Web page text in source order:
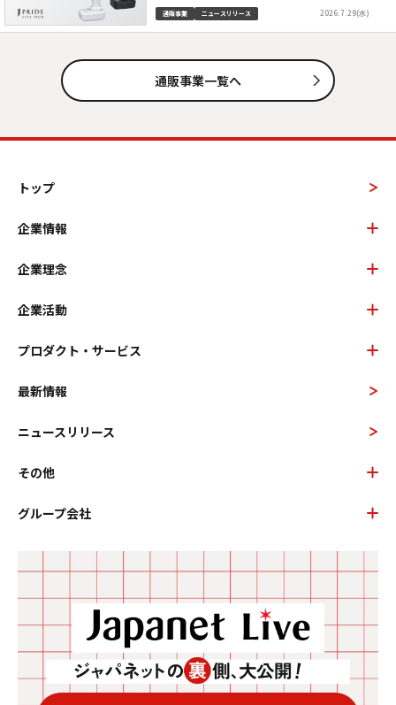
通販事業 ニュースリリース 2026.7.29(水)
通販事業一覧へ
トップ
企業情報
企業理念
企業活動
プロダクト・サービス
最新情報
ニュースリリース
その他
グループ会社